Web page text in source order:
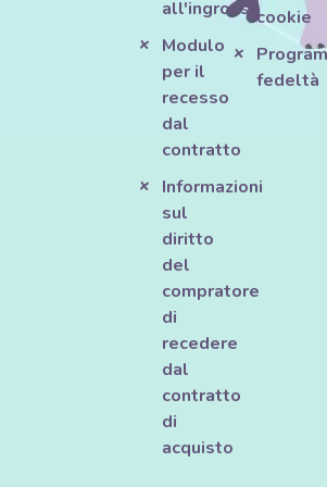
all'ingrosso
Modulo
per il
recesso
dal
contratto
Informazioni
sul
diritto
del
compratore
di
recedere
dal
contratto
di
acquisto
cookie
fedeltà